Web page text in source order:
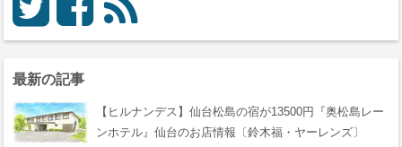
最新の記事
【ヒルナンデス】仙台松島の宿が13500円『奥松島レー
ンホテル』仙台のお店情報〔鈴木福・ヤーレンズ〕